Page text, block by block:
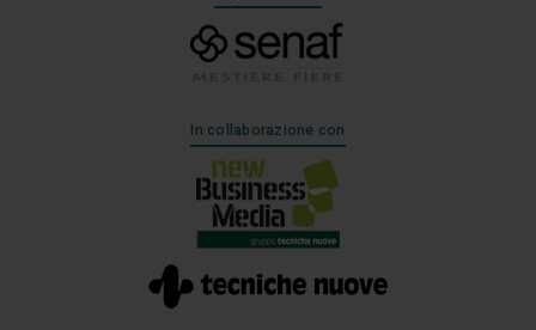
In collaborazione con